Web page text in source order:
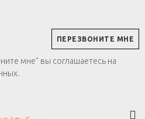
мне" вы соглашаетесь на